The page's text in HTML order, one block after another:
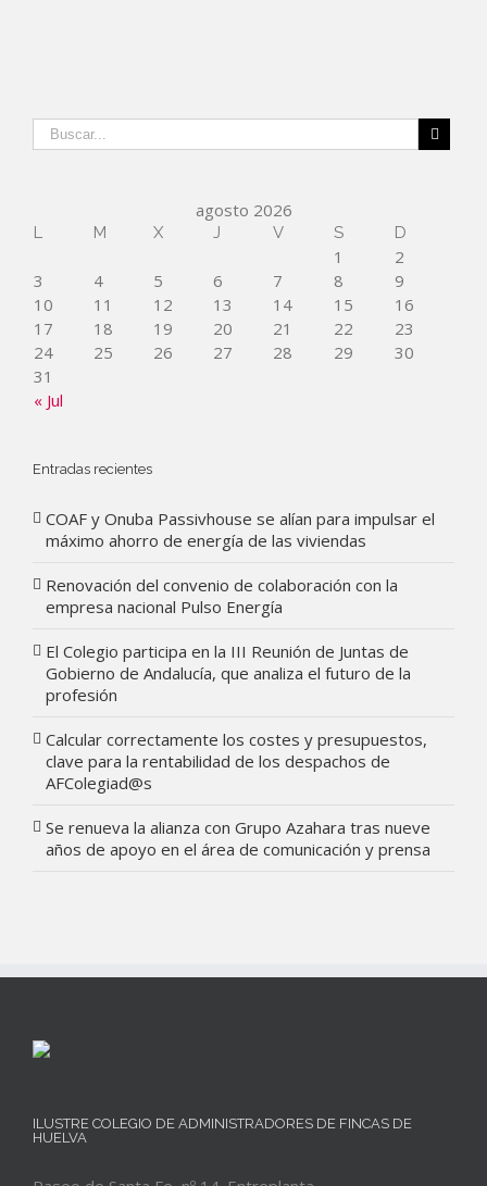
agosto 2026
L M X J V S D
« Jul
1
2
3
4 5 6 7 8
9
10
11 12 13 14 15
16
17
18 19 20 21 22
23
24
25 26 27 28 29
30
31
Entradas recientes
COAF y Onuba Passivhouse se alían para impulsar el
máximo ahorro de energía de las viviendas
Renovación del convenio de colaboración con la
empresa nacional Pulso Energía
El Colegio participa en la III Reunión de Juntas de
Gobierno de Andalucía, que analiza el futuro de la
profesión
Calcular correctamente los costes y presupuestos,
clave para la rentabilidad de los despachos de
AFColegiad@s
Se renueva la alianza con Grupo Azahara tras nueve
años de apoyo en el área de comunicación y prensa
ILUSTRE COLEGIO DE ADMINISTRADORES DE FINCAS DE
HUELVA